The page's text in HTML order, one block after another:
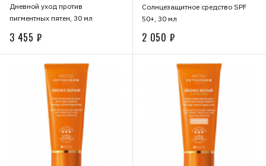
Дневной уход против
пигментных пятен, 30 мл
3 455 ₽
Солнцезащитное средство SPF
50+, 30 мл
2 050 ₽